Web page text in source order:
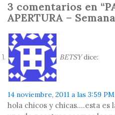
3 comentarios en
APERTURA –
BETSY dice:
14 noviembre, 2011 a las 3:59 PM
hola chicos y chicas….esta es